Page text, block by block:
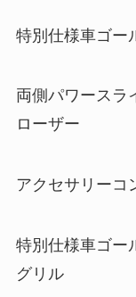
特別仕様車ゴー
両側パワースラ
ローザー
アクセサリーコ
特別仕様車ゴー
グリル